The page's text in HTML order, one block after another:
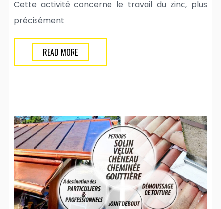
Cette activité concerne le travail du zinc, plus
précisément
READ MORE